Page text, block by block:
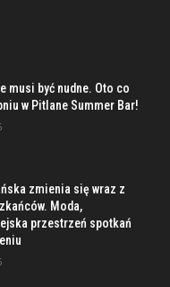
musi być nudne. Oto co
w Pitlane Summer Bar!
zmienia się wraz z
Moda,
przestrzeń spotkań